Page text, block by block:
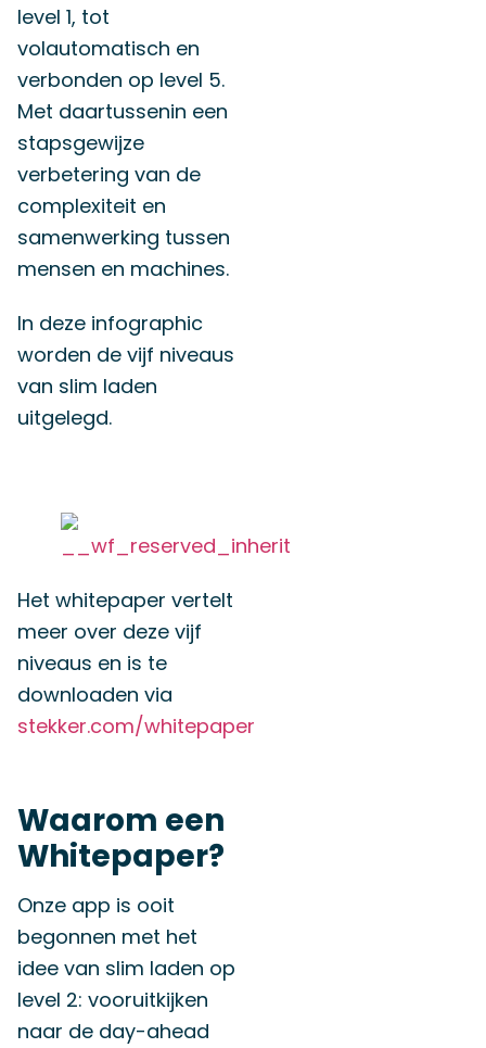
level 1, tot
volautomatisch en
verbonden op level 5.
Met daartussenin een
stapsgewijze
verbetering van de
complexiteit en
samenwerking tussen
mensen en machines.
In deze infographic
worden de vijf niveaus
van slim laden
uitgelegd.
Het whitepaper vertelt
meer over deze vijf
niveaus en is te
downloaden via
stekker.com/whitepaper
Waarom een
Whitepaper?
Onze app is ooit
begonnen met het
idee van slim laden op
level 2: vooruitkijken
naar de day-ahead